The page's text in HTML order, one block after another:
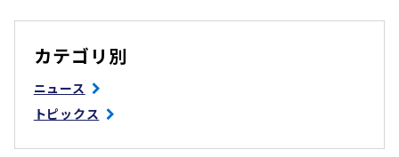
カテゴリ別
ニュース
トピックス